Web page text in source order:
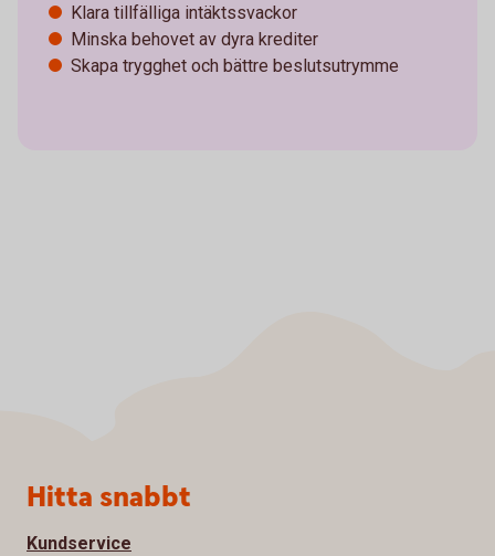
Klara tillfälliga intäktssvackor
Minska behovet av dyra krediter
Skapa trygghet och bättre beslutsutrymme
Sidfot
Hitta snabbt
Kundservice